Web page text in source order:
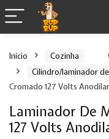
Início
Cozinha
Cilindro/laminador
Cromado 127 Volts
Laminador De
127 Volts